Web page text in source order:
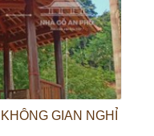
GIAN NGHỈ